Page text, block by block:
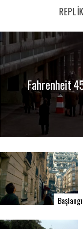
Fahrenheit